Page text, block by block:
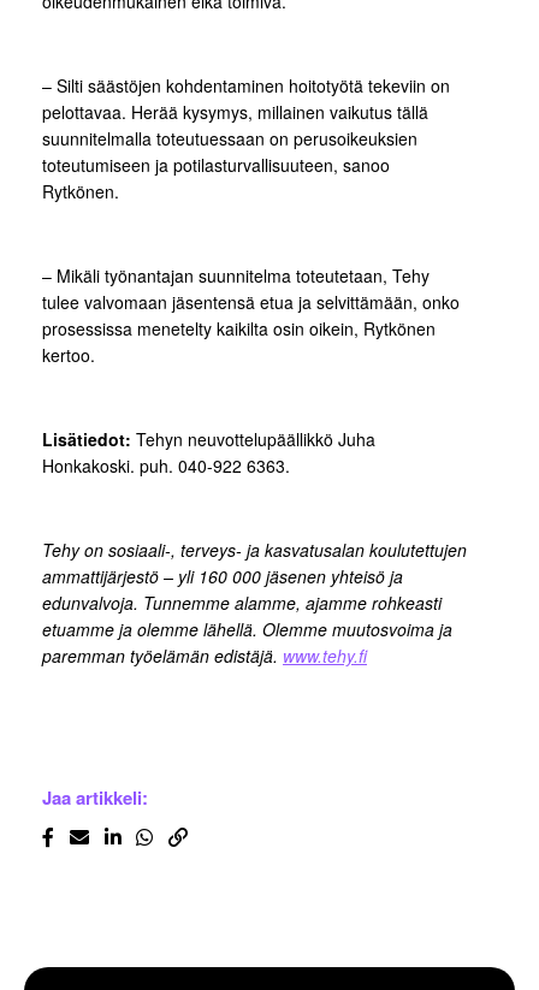
– Silti säästöjen kohdentaminen hoitotyötä tekeviin on
pelottavaa. Herää kysymys, millainen vaikutus tällä
suunnitelmalla toteutuessaan on perusoikeuksien
toteutumiseen ja potilasturvallisuuteen, sanoo
Rytkönen.
– Mikäli työnantajan suunnitelma toteutetaan, Tehy
tulee valvomaan jäsentensä etua ja selvittämään, onko
prosessissa menetelty kaikilta osin oikein, Rytkönen
kertoo.
Lisätiedot: Tehyn neuvottelupäällikkö Juha
Honkakoski. puh. 040-922 6363.
Tehy on sosiaali-, terveys- ja kasvatusalan koulutettujen
ammattijärjestö – yli 160 000 jäsenen yhteisö ja
edunvalvoja. Tunnemme alamme, ajamme rohkeasti
etuamme ja olemme lähellä. Olemme muutosvoima ja
paremman työelämän edistäjä. www.tehy.fi
Jaa artikkeli: